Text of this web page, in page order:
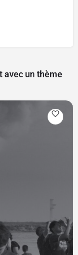
avec un thème